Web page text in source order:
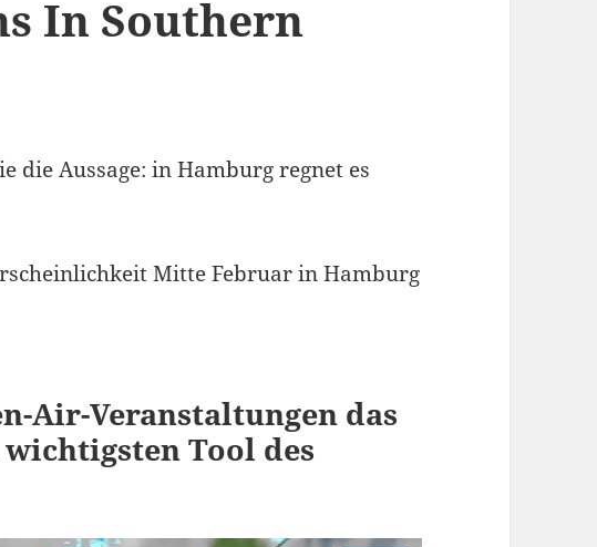
In Southern
die Aussage: in Hamburg regnet es
Mitte Februar in Hamburg
Air-Veranstaltungen das
Tool des